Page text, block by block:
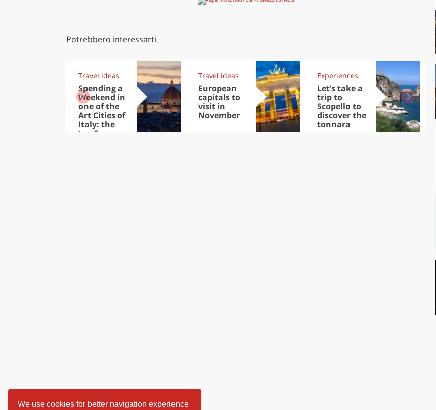
We use cookies for better navigation experience
Potrebbero interessarti
Travel ideas
Spending a
Weekend in
one of the
Art Cities of
Italy: the
top 5
Travel ideas
European
capitals to
visit in
November
Experiences
Let’s take a
trip to
Scopello to
discover the
tonnara